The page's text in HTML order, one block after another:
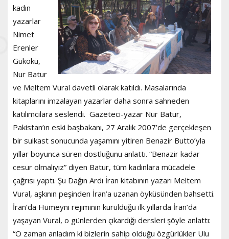
kadın
yazarlar
Nimet
Erenler
Gükökü,
Nur Batur
ve Meltem Vural davetli olarak katıldı. Masalarında
kitaplarını imzalayan yazarlar daha sonra sahneden
katılımcılara seslendi. Gazeteci-yazar Nur Batur,
Pakistan’ın eski başbakanı, 27 Aralık 2007’de gerçekleşen
bir suikast sonucunda yaşamını yitiren Benazir Butto’yla
yıllar boyunca süren dostluğunu anlattı. “Benazir kadar
cesur olmalıyız” diyen Batur, tüm kadınlara mücadele
çağrısı yaptı. Şu Dağın Ardı İran kitabının yazarı Meltem
Vural, aşkının peşinden İran’a uzanan öyküsünden bahsetti.
İran’da Humeyni rejiminin kurulduğu ilk yıllarda İran’da
yaşayan Vural, o günlerden çıkardığı dersleri şöyle anlattı:
“O zaman anladım ki bizlerin sahip olduğu özgürlükler Ulu